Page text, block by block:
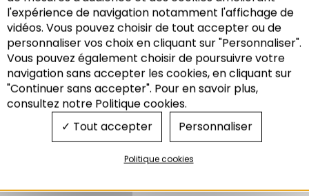
Recherche
Collectif Mobilité.
C’est facile et rapide. En quelques minutes vous
pouvez contribuer à l’amélioration des mobilités
du quotidien.
Tentez de gagner un vélo de ville en complétant
le questionnaire !
Inscrivez-vous afin de répondre aux futures
l'expérience de navigation notamment l'affichage de
vidéos. Vous pouvez choisir de tout accepter ou de
personnaliser vos choix en cliquant sur "Personnaliser".
Vous pouvez également choisir de poursuivre votre
navigation sans accepter les cookies, en cliquant sur
"Continuer sans accepter". Pour en savoir plus,
consultez notre Politique cookies.
Tout accepter
Personnaliser
Politique cookies